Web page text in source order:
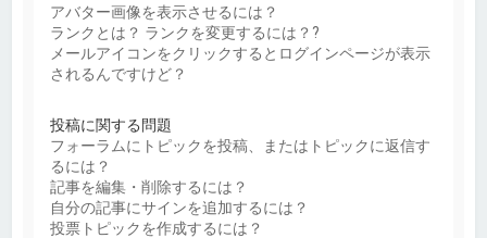
アバター画像を表示させるには？
ランクとは？ ランクを変更するには？?
メールアイコンをクリックするとログインページが表示
されるんですけど？
投稿に関する問題
フォーラムにトピックを投稿、またはトピックに返信す
るには？
記事を編集・削除するには？
自分の記事にサインを追加するには？
投票トピックを作成するには？